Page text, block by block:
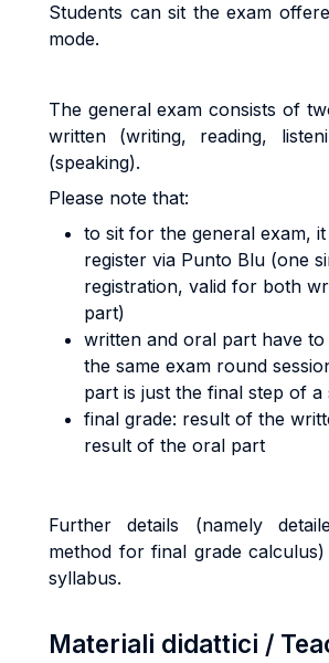
Students can sit the exam
mode.
The general exam consists of
written (writing, reading,
(speaking).
Please note that:
to sit for the general exam,
register via Punto Blu (one
registration, valid for both
part)
written and oral part have to
the same exam round
part is just the final step of a
final grade: result of the
result of the oral part
Further details (namely
method for final grade
syllabus.
Materiali didattici /